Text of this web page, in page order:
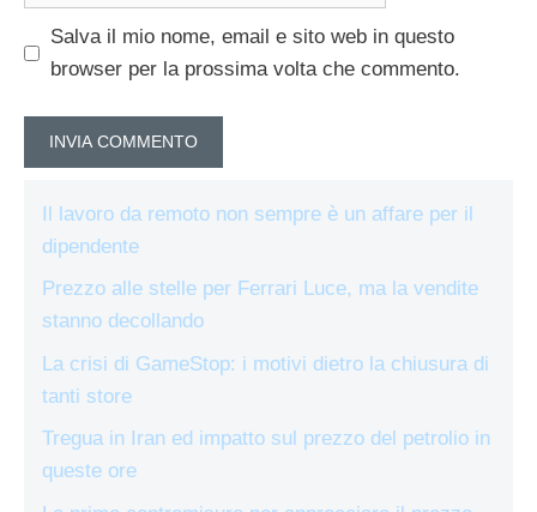
Salva il mio nome, email e sito web in questo
browser per la prossima volta che commento.
Il lavoro da remoto non sempre è un affare per il
dipendente
Prezzo alle stelle per Ferrari Luce, ma la vendite
stanno decollando
La crisi di GameStop: i motivi dietro la chiusura di
tanti store
Tregua in Iran ed impatto sul prezzo del petrolio in
queste ore